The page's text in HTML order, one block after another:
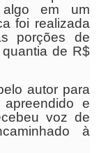
algo em um
foi realizada
porções de
de R$
autor para
e
voz de
à